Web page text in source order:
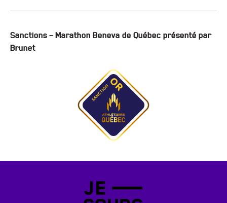
Sanctions – Marathon Beneva de Québec présenté par
Brunet